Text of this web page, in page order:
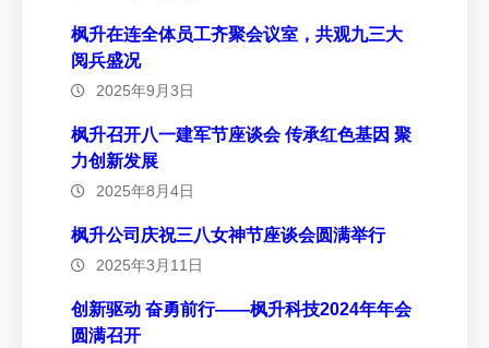
枫升在连全体员工齐聚会议室，共观九三大
阅兵盛况
2025年9月3日
枫升召开八一建军节座谈会 传承红色基因 聚
力创新发展
2025年8月4日
枫升公司庆祝三八女神节座谈会圆满举行
2025年3月11日
创新驱动 奋勇前行——枫升科技2024年年会
圆满召开